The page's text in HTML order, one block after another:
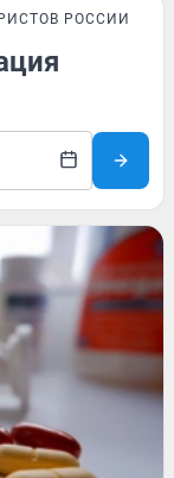
РОССИИ